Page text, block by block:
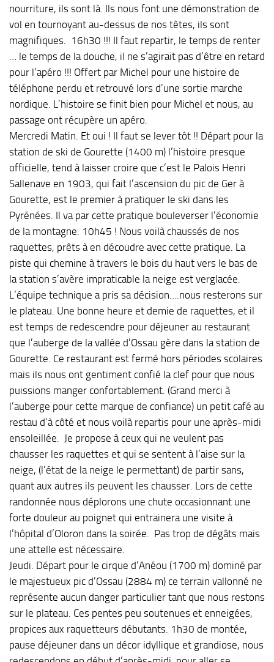
nourriture, ils sont là. Ils nous font une démonstration de
vol en tournoyant au-dessus de nos têtes, ils sont
magnifiques. 16h30 !!! Il faut repartir, le temps de renter
… le temps de la douche, il ne s’agirait pas d’être en retard
pour l’apéro !!! Offert par Michel pour une histoire de
téléphone perdu et retrouvé lors d’une sortie marche
nordique. L’histoire se finit bien pour Michel et nous, au
passage ont récupère un apéro.
Mercredi Matin. Et oui ! Il faut se lever tôt !! Départ pour la
station de ski de Gourette (1400 m) l’histoire presque
officielle, tend à laisser croire que c’est le Palois Henri
Sallenave en 1903, qui fait l’ascension du pic de Ger à
Gourette, est le premier à pratiquer le ski dans les
Pyrénées. Il va par cette pratique bouleverser l’économie
de la montagne. 10h45 ! Nous voilà chaussés de nos
raquettes, prêts à en découdre avec cette pratique. La
piste qui chemine à travers le bois du haut vers le bas de
la station s’avère impraticable la neige est verglacée.
L’équipe technique a pris sa décision….nous resterons sur
le plateau. Une bonne heure et demie de raquettes, et il
est temps de redescendre pour déjeuner au restaurant
que l’auberge de la vallée d’Ossau gère dans la station de
Gourette. Ce restaurant est fermé hors périodes scolaires
mais ils nous ont gentiment confié la clef pour que nous
puissions manger confortablement. (Grand merci à
l’auberge pour cette marque de confiance) un petit café au
restau d’à côté et nous voilà repartis pour une après-midi
ensoleillée. Je propose à ceux qui ne veulent pas
chausser les raquettes et qui se sentent à l’aise sur la
neige, (l’état de la neige le permettant) de partir sans,
quant aux autres ils peuvent les chausser. Lors de cette
randonnée nous déplorons une chute occasionnant une
forte douleur au poignet qui entrainera une visite à
l’hôpital d’Oloron dans la soirée. Pas trop de dégâts mais
une attelle est nécessaire.
Jeudi. Départ pour le cirque d’Anéou (1700 m) dominé par
le majestueux pic d’Ossau (2884 m) ce terrain vallonné ne
représente aucun danger particulier tant que nous restons
sur le plateau. Ces pentes peu soutenues et enneigées,
propices aux raquetteurs débutants. 1h30 de montée,
pause déjeuner dans un décor idyllique et grandiose, nous